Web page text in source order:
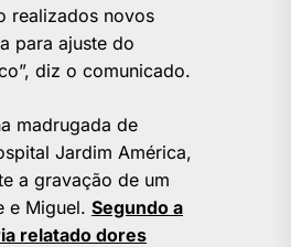
realizados novos
para ajuste do
diz o comunicado.
madrugada de
Jardim América,
a gravação de um
e Miguel. Segundo a
relatado dores